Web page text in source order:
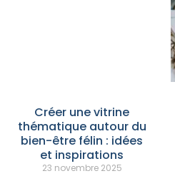
Créer une vitrine
thématique autour du
bien-être félin : idées
et inspirations
23 novembre 2025